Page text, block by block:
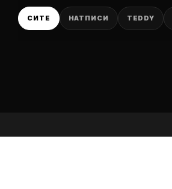
СИТЕ НАТПИСИ TEDDY